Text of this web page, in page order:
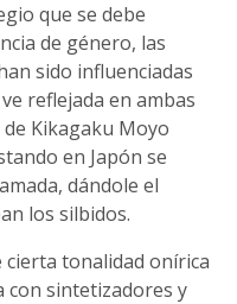
que se debe
de género, las
sido influenciadas
reflejada en ambas
de Kikagaku Moyo
en Japón se
dándole el
los silbidos.
cierta tonalidad onírica
con sintetizadores y